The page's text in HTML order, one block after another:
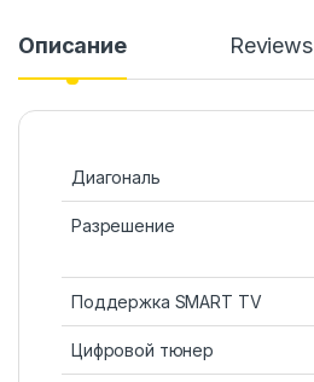
Описание Reviews
Диагональ
Разрешение
Поддержка SMART TV
Цифровой тюнер